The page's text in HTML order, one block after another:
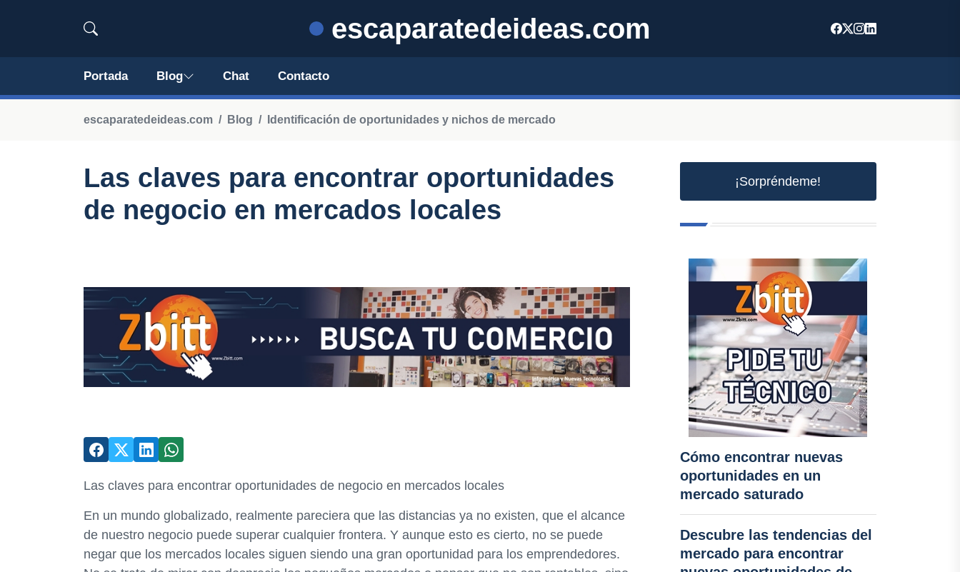
escaparatedeideas.com
Portada Blog Chat Contacto
escaparatedeideas.com Blog Identificación de oportunidades y nichos de mercado
Las claves para encontrar oportunidades
de negocio en mercados locales
Las claves para encontrar oportunidades de negocio en mercados locales
En un mundo globalizado, realmente pareciera que las distancias ya no existen, que el alcance
de nuestro negocio puede superar cualquier frontera. Y aunque esto es cierto, no se puede
negar que los mercados locales siguen siendo una gran oportunidad para los emprendedores.
¡Sorpréndeme!
Cómo encontrar nuevas
oportunidades en un
mercado saturado
Descubre las tendencias del
mercado para encontrar